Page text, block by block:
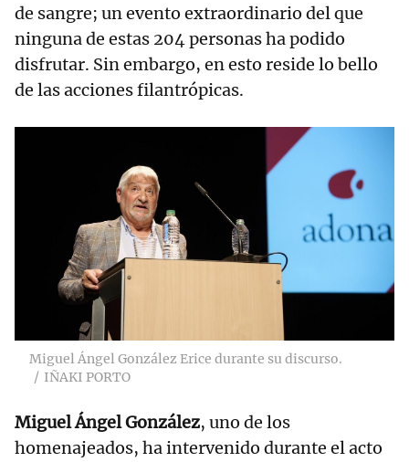
de sangre; un evento extraordinario del que
ninguna de estas 204 personas ha podido
disfrutar. Sin embargo, en esto reside lo bello
de las acciones filantrópicas.
Miguel Ángel González Erice durante su discurso.
IÑAKI PORTO
Miguel Ángel González, uno de los
homenajeados, ha intervenido durante el acto